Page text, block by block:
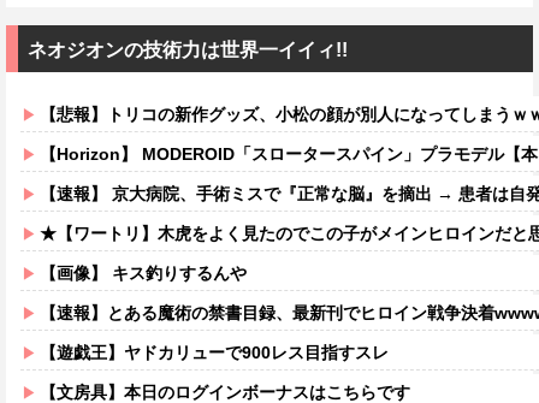
ネオジオンの技術力は世界一イイィ!!
【悲報】トリコの新作グッズ、小松の顔が別人になってしまうｗ
【Horizon】 MODEROID「スロータースパイン」プラモデル【
【速報】 京大病院、手術ミスで『正常な脳』を摘出 → 患者は自
★【ワートリ】木虎をよく見たのでこの子がメインヒロインだと思ってたら、
【画像】 キス釣りするんや
【速報】とある魔術の禁書目録、最新刊でヒロイン戦争決着
【遊戯王】ヤドカリューで900レス目指すスレ
【文房具】本日のログインボーナスはこちらです